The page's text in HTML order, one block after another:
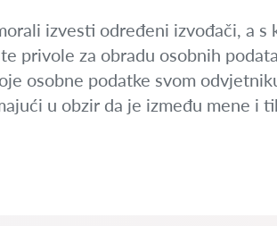
izvesti određeni izvođači, a s
privole za obradu osobnih
osobne podatke svom
u obzir da je između mene i